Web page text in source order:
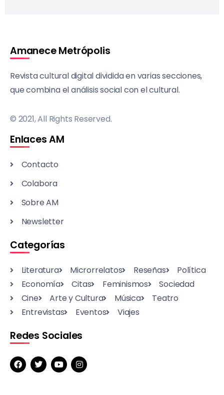
Amanece Metrópolis
Revista cultural digital dividida en varias secciones,
que combina el análisis social con el cultural.
© 2021, All Rights Reserved.
Enlaces AM
Contacto
Colabora
Sobre AM
Newsletter
Categorías
Literatura Microrrelatos Reseñas
Política
Economía
Citas Feminismos
Sociedad
Cine
Arte y Cultura Música
Teatro
Entrevistas
Eventos Viajes
Redes Sociales